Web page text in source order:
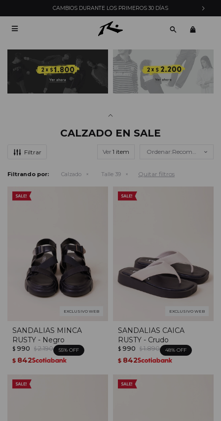
CAMBIOS DURANTE LOS PRIMEROS 30 DÍAS

CALZADO EN SALE
Ver Recomendados
Filtrando por: Calzado Talle 39 Quitar filtros
EXCLUSIVO WEB
SANDALIAS MINCA
RUSTY - Negro
$ 990 $ 2.190 55
$ 842
EXCLUSIVO WEB
SANDALIAS CAICA
RUSTY - Crudo
$ 990 $ 1.890 48
$ 842